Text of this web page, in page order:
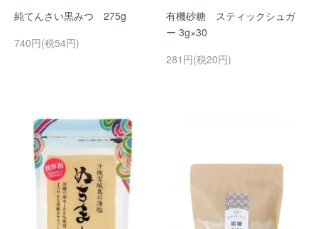
純てんさい黒みつ 275g
740円(税54円)
有機砂糖 スティックシュガ
ー 3g×30
281円(税20円)